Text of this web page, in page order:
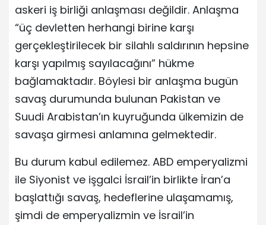
askeri iş birliği anlaşması değildir. Anlaşma
“üç devletten herhangi birine karşı
gerçekleştirilecek bir silahlı saldırının hepsine
karşı yapılmış sayılacağını” hükme
bağlamaktadır. Böylesi bir anlaşma bugün
savaş durumunda bulunan Pakistan ve
Suudi Arabistan’ın kuyruğunda ülkemizin de
savaşa girmesi anlamına gelmektedir.
Bu durum kabul edilemez. ABD emperyalizmi
ile Siyonist ve işgalci İsrail’in birlikte İran’a
başlattığı savaş, hedeflerine ulaşamamış,
şimdi de emperyalizmin ve İsrail’in